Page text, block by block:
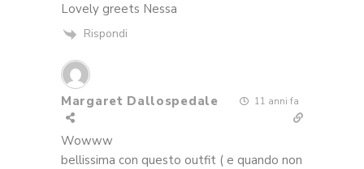
Lovely greets Nessa
Rispondi
Margaret Dallospedale 11 anni fa
Wowww
bellissima con questo outfit ( e quando non